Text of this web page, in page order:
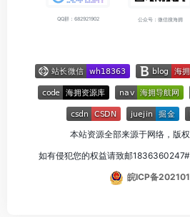
QQ群：682921902 公众号：微信搜海拥
本站资源全部来源于网络，版
如有侵犯您的权益请致邮
皖ICP备